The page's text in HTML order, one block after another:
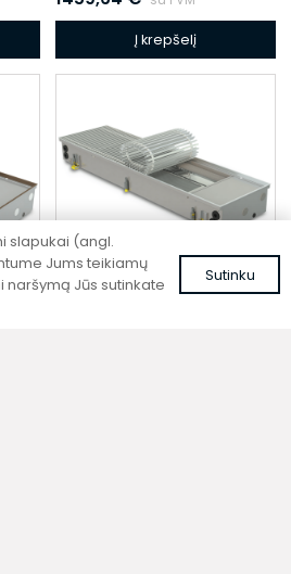
Į krepšelį
slapukai (angl.
Jums teikiamų
naršymą Jūs sutinkate
Sutinku